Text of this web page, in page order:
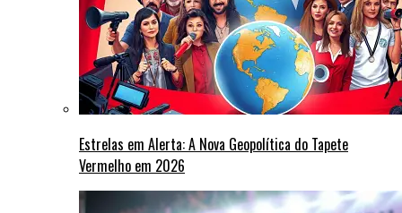
Estrelas em Alerta: A Nova Geopolítica do Tapete
Vermelho em 2026